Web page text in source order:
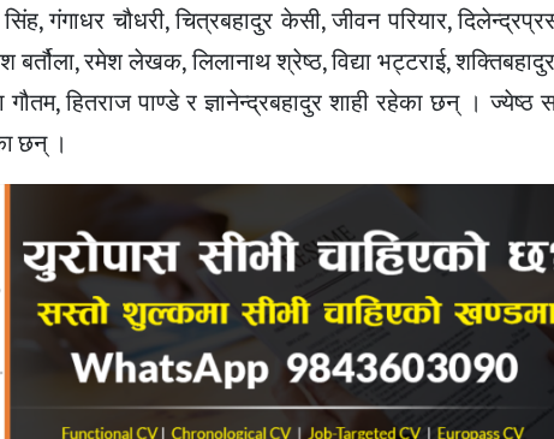
गंगाधर चौधरी, चित्रबहादुर केसी, जीवन परियार,
बर्तौला, रमेश लेखक, लिलानाथ श्रेष्ठ, विद्या भट्टराई,
हितराज पाण्डे र ज्ञानेन्द्रबहादुर शाही रहेका छन् । ज्येष्ठ
छन् ।